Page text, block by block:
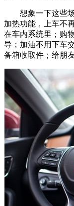
想象一下这些场
加热功能，上车不
在车内系统里；购
导；加油不用下车
备箱收取件；给朋